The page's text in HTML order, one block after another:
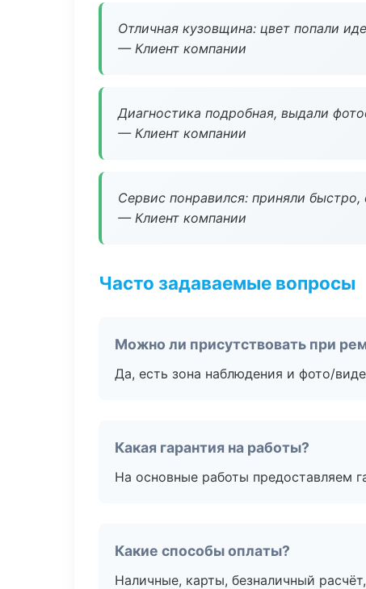
Отличная кузовщина: цвет попали
— Клиент компании
Диагностика подробная, выдали
— Клиент компании
Сервис понравился: приняли быстро,
— Клиент компании
Часто задаваемые вопросы
Можно ли присутствовать при
Да, есть зона наблюдения и фото/
Какая гарантия на работы?
На основные работы предоставляем
Какие способы оплаты?
Наличные, карты, безналичный